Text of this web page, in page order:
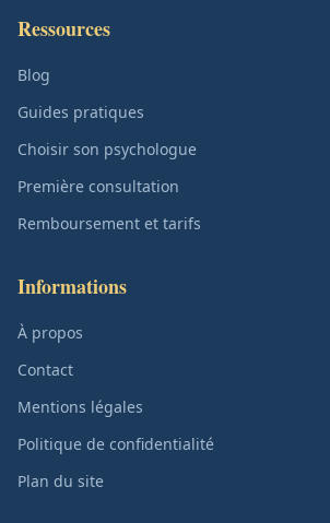
Ressources
Blog
Guides pratiques
Choisir son psychologue
Première consultation
Remboursement et tarifs
Informations
À propos
Contact
Mentions légales
Politique de confidentialité
Plan du site